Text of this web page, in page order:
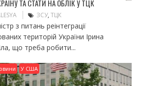
ТА СТАТИ НА ОБЛІК У ТЦК
ЗСУ, ТЦК
з питань реінтеграції
територій України Ірина
що треба робити...
У США